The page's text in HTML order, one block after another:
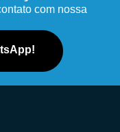
com nossa